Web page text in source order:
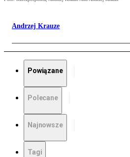
Andrzej Krauze
Powiązane
Polecane
Najnowsze
Tagi